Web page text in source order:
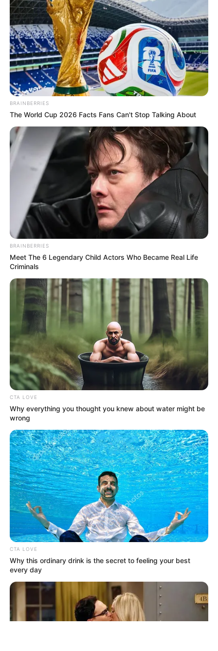
TAGS
ΚΑΚΟΚΑΙΡΙΑ
ΤΑΥΤΟΤΗΤΑ ΚΑΙ ΕΠΙΚΟΙΝΩΝΙΑ ΟΡΟΙ ΧΡΗΣΗΣ
© 2025 EVIANEWS του Γιώργου Κουτσελίνη
BRAINBERRIES
The World Cup 2026 Facts Fans Can't Stop Talking About
BRAINBERRIES
Meet The 6 Legendary Child Actors Who Became Real Life
Criminals
CTA LOVE
Why everything you thought you knew about water might be
wrong
CTA LOVE
Why this ordinary drink is the secret to feeling your best
every day